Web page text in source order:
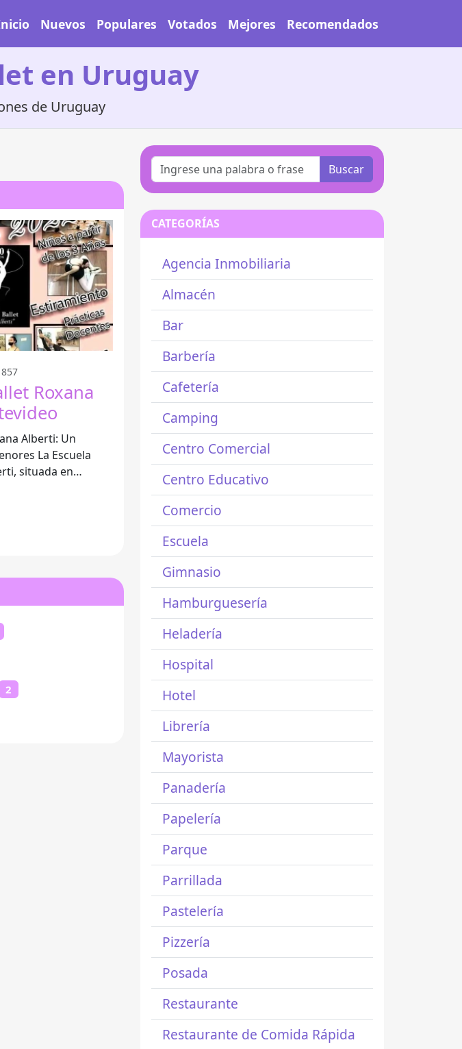
Nuevos Populares Votados Mejores Recomendados
en Uruguay
de Uruguay
Roxana
Alberti: Un
Escuela
situada en
2
Buscar
CATEGORÍAS
Agencia Inmobiliaria
Almacén
Bar
Barbería
Cafetería
Camping
Centro Comercial
Centro Educativo
Comercio
Escuela
Gimnasio
Hamburguesería
Heladería
Hospital
Hotel
Librería
Mayorista
Panadería
Papelería
Parque
Parrillada
Pastelería
Pizzería
Posada
Restaurante
Restaurante de Comida Rápida